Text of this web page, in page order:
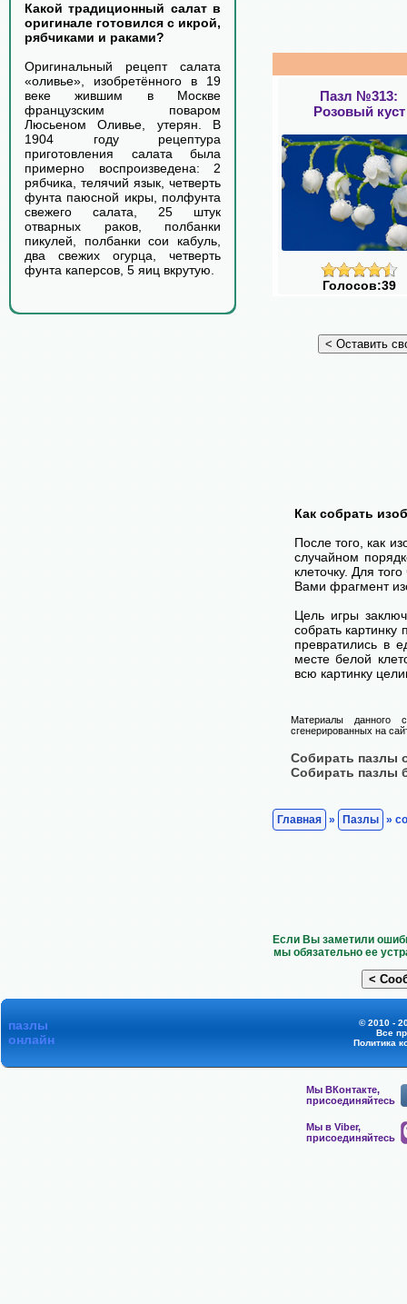
Какой традиционный салат в
оригинале готовился с икрой,
рябчиками и раками?
Оригинальный рецепт салата
«оливье», изобретённого в 19
веке жившим в Москве
французским поваром
Люсьеном Оливье, утерян. В
1904 году рецептура
приготовления салата была
примерно воспроизведена: 2
рябчика, телячий язык, четверть
фунта паюсной икры, полфунта
свежего салата, 25 штук
отварных раков, полбанки
пикулей, полбанки сои кабуль,
два свежих огурца, четверть
фунта каперсов, 5 яиц вкрутую.
Пазл №313:
Розовый куст
Голосов:39
Как собрать
После того, как
случайном
клеточку. Для
Вами фрагмент
Цель игры
собрать
превратились в
месте белой
всю картинку
Материалы данного
сгенерированных на
Собирать пазлы
Собирать пазлы
Главная » Пазлы »
Если Вы заметили
мы обязательно ее
пазлы
онлайн
© 2010 -
Все
Политика
Мы ВКонтакте,
присоединяйтесь
Мы в Viber,
присоединяйтесь